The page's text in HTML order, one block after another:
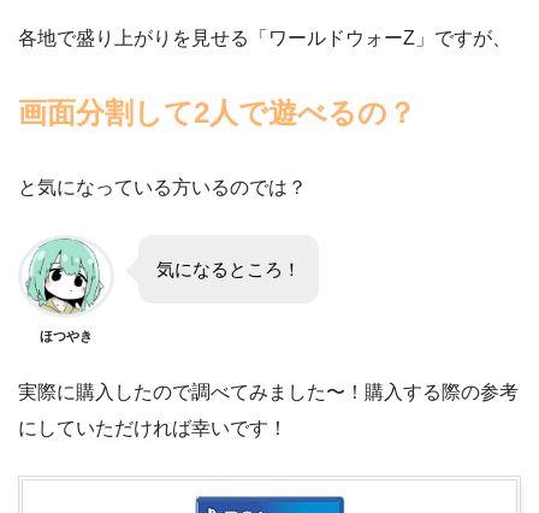
各地で盛り上がりを見せる「ワールドウォーZ」ですが、
画面分割して2人で遊べるの？
と気になっている方いるのでは？
ほつやき
気になるところ！
実際に購入したので調べてみました〜！購入する際の参考
にしていただければ幸いです！